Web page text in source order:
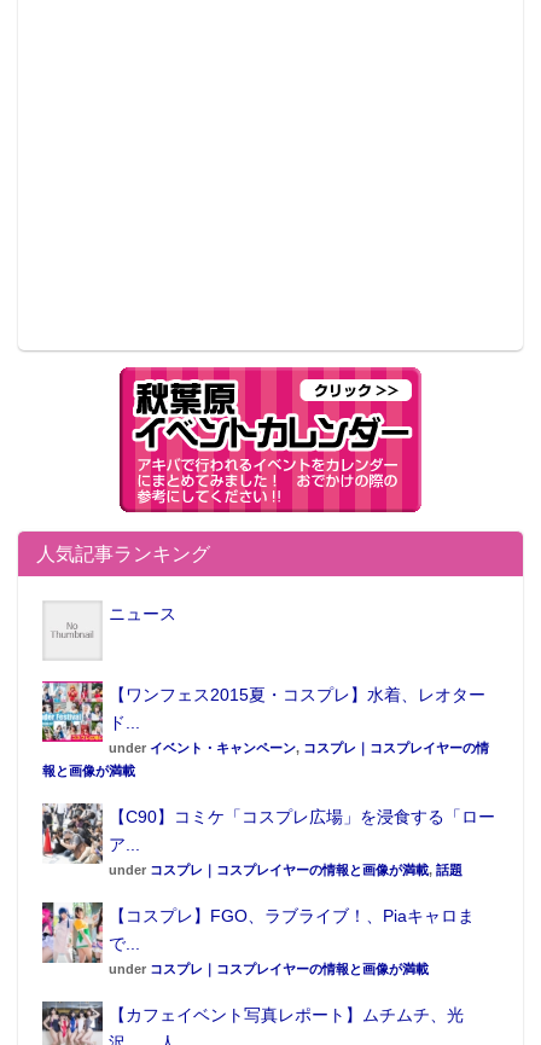
人気記事ランキング
ニュース
【ワンフェス2015夏・コスプレ】水着、レオター
ド...
under イベント・キャンペーン, コスプレ｜コスプレイヤーの情
報と画像が満載
【C90】コミケ「コスプレ広場」を浸食する「ロー
ア...
under コスプレ｜コスプレイヤーの情報と画像が満載, 話題
【コスプレ】FGO、ラブライブ！、Piaキャロま
で...
under コスプレ｜コスプレイヤーの情報と画像が満載
【カフェイベント写真レポート】ムチムチ、光